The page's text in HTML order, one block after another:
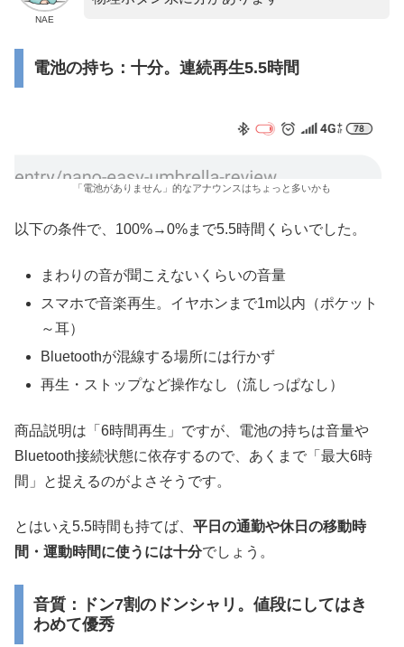
NAE
電池の持ち：十分。連続再生5.5時間
「電池がありません」的なアナウンスはちょっと多いかも
以下の条件で、100%→0%まで5.5時間くらいでした。
まわりの音が聞こえないくらいの音量
スマホで音楽再生。イヤホンまで1m以内（ポケット
～耳）
Bluetoothが混線する場所には行かず
再生・ストップなど操作なし（流しっぱなし）
商品説明は「6時間再生」ですが、電池の持ちは音量や
Bluetooth接続状態に依存するので、あくまで「最大6時
間」と捉えるのがよさそうです。
とはいえ5.5時間も持てば、 平日の通勤や休日の移動時
間・運動時間に使うには十分でしょう。
音質：ドン7割のドンシャリ。値段にしてはき
わめて優秀